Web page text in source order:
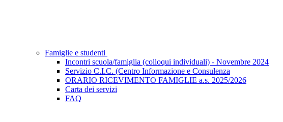
Famiglie e studenti
Incontri scuola/famiglia (colloqui individuali) - Novembre 2024
Servizio C.I.C. (Centro Informazione e Consulenza
ORARIO RICEVIMENTO FAMIGLIE a.s. 2025/2026
Carta dei servizi
FAQ